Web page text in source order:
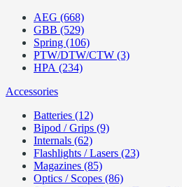
AEG (668)
GBB (529)
Spring (106)
PTW/DTW/CTW (3)
HPA (234)
Accessories
Batteries (12)
Bipod / Grips (9)
Internals (62)
Flashlights / Lasers (23)
Magazines (85)
Optics / Scopes (86)